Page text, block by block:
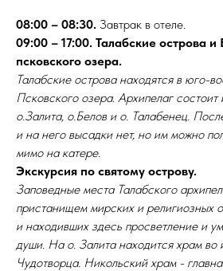
08:00 – 08:30. Завтрак в отеле.
09:00 – 17:00. Талабские острова
псковского озера.
Талабские острова находятся в юго-
Псковского озера. Архипелаг состоит
о.Залита, о.Белов и о. Талабенец.
и на него высадки нет, но им можно
мимо на катере.
Экскурсия по святому острову.
Заповедные места Талабского
пристанищем мирских и религиозных
и находивших здесь просветление и
души. На о. Залита находится храм во
Чудотворца. Никольский храм -